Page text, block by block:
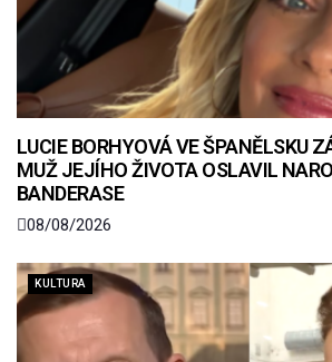
LUCIE BORHYOVÁ VE ŠPANĚLSKU
MUŽ JEJÍHO ŽIVOTA OSLAVIL
BANDERASE
08/08/2026
KULTURA